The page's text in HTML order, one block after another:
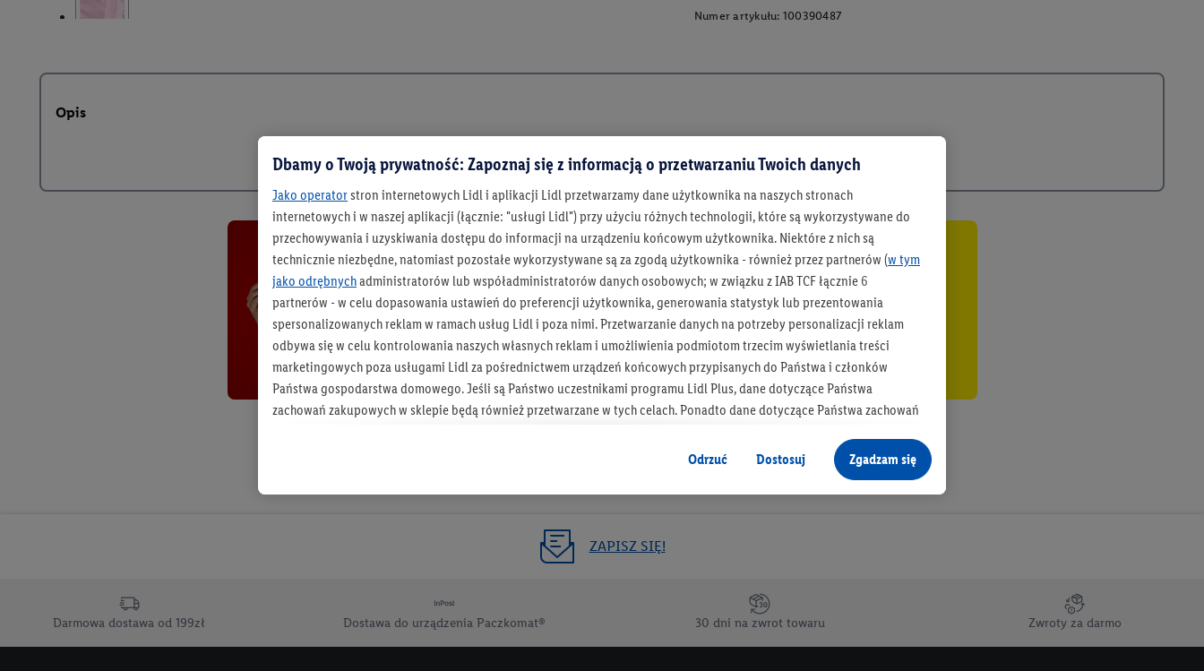
Numer artykułu: 100390487
Opis
Bądź na bieżąco
Otrzymuj newsletter Lidla
Zapisz się!
ZAPISZ SIĘ!
Darmowa dostawa od 199zł Dostawa do urządzenia Paczkomat® 30 dni na zwrot towaru Zwroty za darmo
Dbamy o Twoją prywatność: Zapoznaj się z informacją o przetwarzaniu Twoich danych
Jako operatorstron internetowych Lidl i aplikacji Lidl przetwarzamy dane użytkownika na naszych stronach
internetowych i w naszej aplikacji (łącznie: "usługi Lidl") przy użyciu różnych technologii, które są wykorzystywane do
przechowywania i uzyskiwania dostępu do informacji na urządzeniu końcowym użytkownika. Niektóre z nich są
technicznie niezbędne, natomiast pozostałe wykorzystywane są za zgodą użytkownika - również przez partnerów (w tym
jako odrębnychadministratorów lub współadministratorów danych osobowych; w związku z IAB TCF łącznie 6
partnerów - w celu dopasowania ustawień do preferencji użytkownika, generowania statystyk lub prezentowania
spersonalizowanych reklam w ramach usług Lidl i poza nimi. Przetwarzanie danych na potrzeby personalizacji reklam
odbywa się w celu kontrolowania naszych własnych reklam i umożliwienia podmiotom trzecim wyświetlania treści
marketingowych poza usługami Lidl za pośrednictwem urządzeń końcowych przypisanych do Państwa i członków
Państwa gospodarstwa domowego. Jeśli są Państwo uczestnikami programu Lidl Plus, dane dotyczące Państwa
zachowań zakupowych w sklepie będą również przetwarzane w tych celach. Ponadto dane dotyczące Państwa zachowań
jako niezależny administrator danych
Tworzenie spersonalizowanych reklam opiera się na generowaniu profili, które są również wzbogacane o dane z innych
informacji z konta klienta - np. wieku lub płci - a także dokładnych danych dotyczących lokalizacji), również przez różne
urządzenia końcowe i usługi Lidl, w tym przechowywanie lub uzyskiwanie dostępu do informacji na urządzeniach
przetwarzanie odbywa się również w celu pomiaru wydajności/skuteczności reklamy, badania grup docelowych,
opracowywania ofert oraz zapewnienia bezpieczeństwa technicznego i optymalizacji wyświetlania konkretnych treści.
Odrzuć Dostosuj Zgadzam się